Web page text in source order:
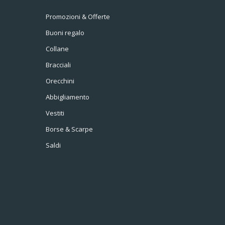
Promozioni & Offerte
Buoni regalo
Collane
Bracciali
Orecchini
Abbigliamento
Vestiti
Borse & Scarpe
Saldi